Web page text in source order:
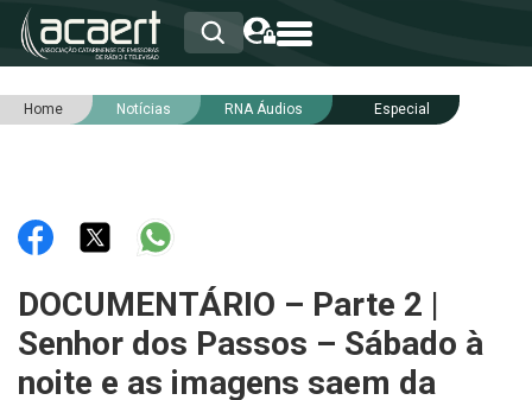
HOME
RNA
NOTÍCIAS
INTEGRIDADE
Home Notícias RNA Áudios Especial
DOCUMENTÁRIO – Parte 2 |
Senhor dos Passos – Sábado à
noite e as imagens saem da